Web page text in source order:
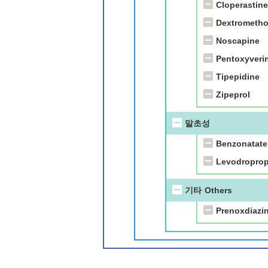
Cloperastine
Noscapine
Tipepidine
Zipeprol
말초성
Benzonatate
기타 Others